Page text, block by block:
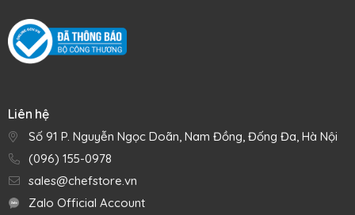
Liên hệ
Số 91 P. Nguyễn Ngọc Doãn, Nam Đồng, Đống Đa, Hà Nội
(096) 155-0978
sales@chefstore.vn
Zalo Official Account